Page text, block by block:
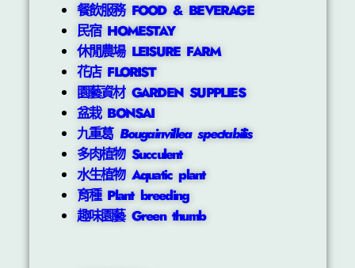
餐飲服務 FOOD & BEVERAGE
民宿 HOMESTAY
休閒農場 LEISURE FARM
花店 FLORIST
園藝資材 GARDEN SUPPLIES
盆栽 BONSAI
九重葛 Bougainvillea spectabilis
多肉植物 Succulent
水生植物 Aquatic plant
育種 Plant breeding
趣味園藝 Green thumb